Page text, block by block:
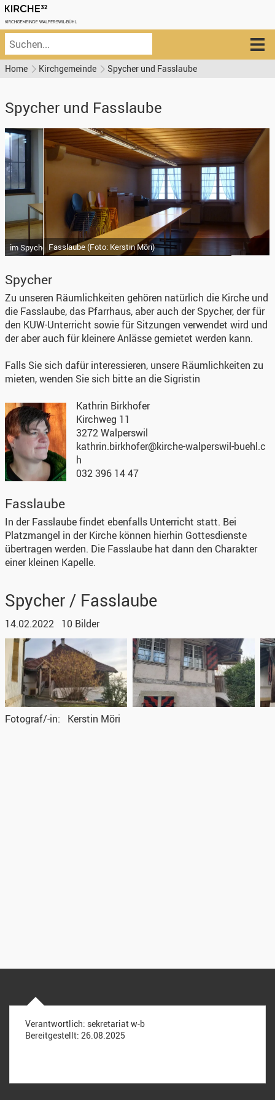
Home Kirchgemeinde Spycher und Fasslaube
Spycher und Fasslaube
im Spycher (Foto: Kerstin Möri)
Fasslaube(Foto: Kerstin Möri)
Spycher
Zu unseren Räumlichkeiten gehören natürlich die Kirche und
die Fasslaube, das Pfarrhaus, aber auch der Spycher, der für
den KUW-Unterricht sowie für Sitzungen verwendet wird und
der aber auch für kleinere Anlässe gemietet werden kann.
Falls Sie sich dafür interessieren, unsere Räumlichkeiten zu
mieten, wenden Sie sich bitte an die Sigristin
Kathrin Birkhofer
Kirchweg 11
3272 Walperswil
kathrin.birkhofer@kirche-walperswil-buehl.c
h
032 396 14 47
Fasslaube
In der Fasslaube findet ebenfalls Unterricht statt. Bei
Platzmangel in der Kirche können hierhin Gottesdienste
übertragen werden. Die Fasslaube hat dann den Charakter
einer kleinen Kapelle.
Spycher / Fasslaube
14.02.2022 10 Bilder
Fotograf/-in Kerstin Möri
Verantwortlich: sekretariat w-b
Bereitgestellt: 26.08.2025